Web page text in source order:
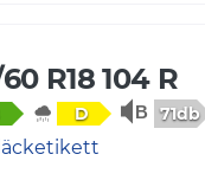
R18 104 R
D 71db